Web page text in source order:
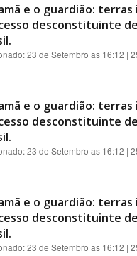
e o guardião: terras
desconstituinte
23 de Setembro as 16:12 |
e o guardião: terras
desconstituinte
23 de Setembro as 16:12 |
e o guardião: terras
desconstituinte
23 de Setembro as 16:12 |